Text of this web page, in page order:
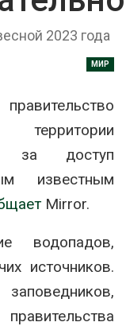
2023 года
МИР
территории
за доступ
известным
Mirror.
водопадов,
источников.